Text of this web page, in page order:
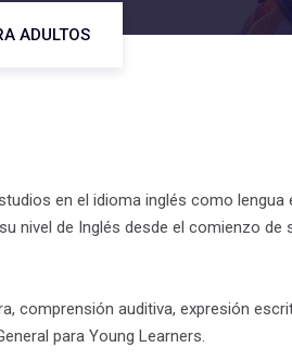
ADULTOS
en el idioma inglés como lengua
nivel de Inglés desde el comienzo
comprensión auditiva, expresión
para Young Learners.